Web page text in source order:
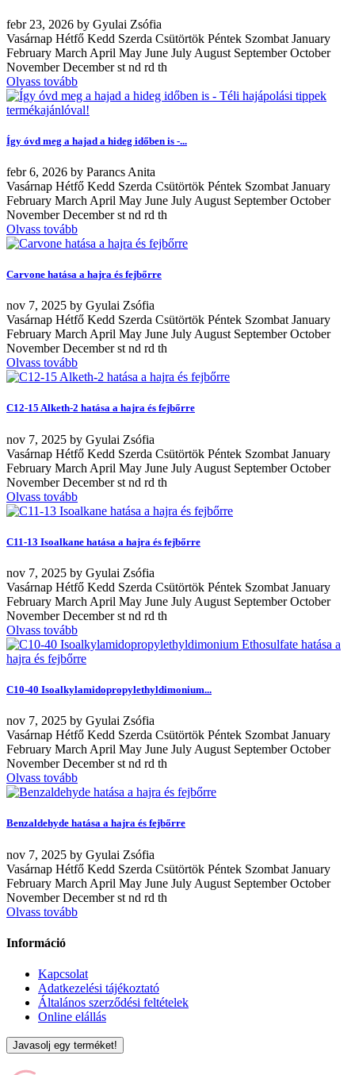
febr 23, 2026 by Gyulai Zsófia
Vasárnap Hétfő Kedd Szerda Csütörtök Péntek Szombat January
February March April May June July August September October
November December st nd rd th
Olvass tovább
Így óvd meg a hajad a hideg időben is -...
febr6, 2026 by Parancs Anita
Vasárnap Hétfő Kedd Szerda Csütörtök Péntek Szombat January
February March April May June July August September October
November December st nd rd th
Olvass tovább
Carvone hatása a hajra és fejbőrre
nov 7, 2025 by Gyulai Zsófia
Vasárnap Hétfő Kedd Szerda Csütörtök Péntek Szombat January
February March April May June July August September October
November December st nd rd th
Olvass tovább
C12-15 Alketh-2 hatása a hajra és fejbőrre
nov 7, 2025 by Gyulai Zsófia
Vasárnap Hétfő Kedd Szerda Csütörtök Péntek Szombat January
February March April May June July August September October
November December st nd rd th
Olvass tovább
C11-13 Isoalkane hatása a hajra és fejbőrre
nov 7, 2025 by Gyulai Zsófia
Vasárnap Hétfő Kedd Szerda Csütörtök Péntek Szombat January
February March April May June July August September October
November December st nd rd th
Olvass tovább
C10-40 Isoalkylamidopropylethyldimonium...
nov 7, 2025 by Gyulai Zsófia
Vasárnap Hétfő Kedd Szerda Csütörtök Péntek Szombat January
February March April May June July August September October
November December st nd rd th
Olvass tovább
Benzaldehyde hatása a hajra és fejbőrre
nov 7, 2025 by Gyulai Zsófia
Vasárnap Hétfő Kedd Szerda Csütörtök Péntek Szombat January
February March April May June July August September October
November December st nd rd th
Olvass tovább
Információ
Kapcsolat
Adatkezelési tájékoztató
Általános szerződési feltételek
Online elállás
Javasolj egy terméket!